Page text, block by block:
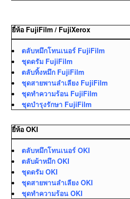
ยี่ห้อ FujiFilm / FujiXerox
ตลับหมึกโทนเนอร์ FujiFilm
ชุดดรัม FujiFilm
ตลับทิ้งหมึก FujiFilm
ชุดสายพานลำเลียง FujiFilm
ชุดทำความร้อน FujiFilm
ชุดบำรุงรักษา FujiFilm
ยี่ห้อ OKI
ตลับหมึกโทนเนอร์ OKI
ตลับผ้าหมึก OKI
ชุดดรัม OKI
ชุดสายพานลำเลียง OKI
ชุดทำความร้อน OKI